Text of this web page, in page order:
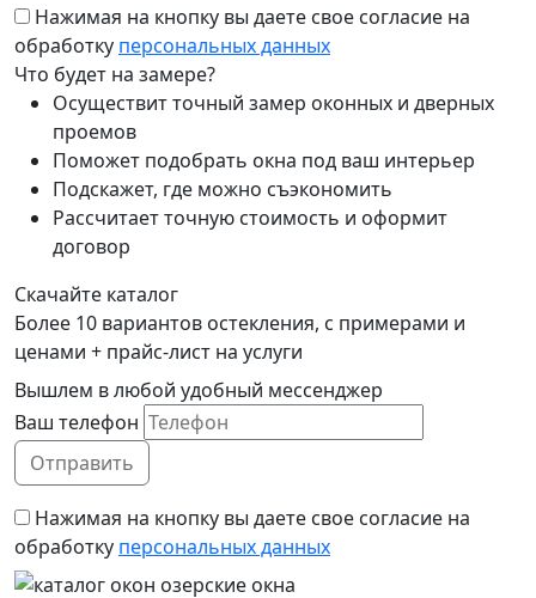
Нажимая на кнопку вы даете свое согласие на
обработку персональных данных
Что будет на замере?
Осуществит точный замер оконных и дверных
проемов
Поможет подобрать окна под ваш интерьер
Подскажет, где можно съэкономить
Рассчитает точную стоимость и оформит
договор
Скачайте каталог
Более 10 вариантов остекления, с примерами и
ценами + прайс-лист на услуги
Вышлем в любой удобный мессенджер
Ваш телефон
Нажимая на кнопку вы даете свое согласие на
обработку персональных данных